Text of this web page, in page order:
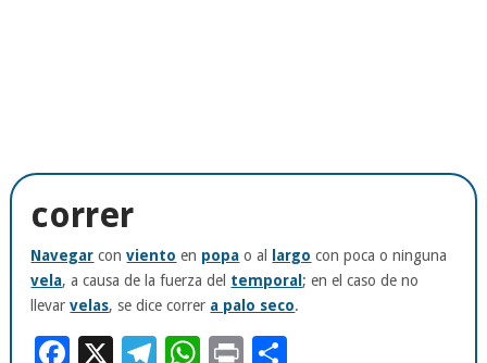
correr
Navegar conviento en popa o al largo con poca o ninguna
vela, a causa de la fuerza del temporal; en el caso de no
llevarvelas, se dice correr a palo seco.
Facebook
X Telegram
WhatsApp
Print